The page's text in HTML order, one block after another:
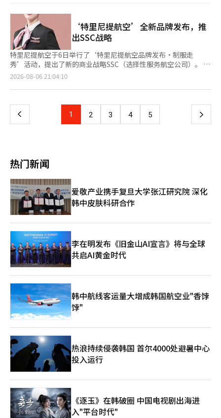
区的警报发布标准调低于平时。与山体滑坡相关的警报和注意事项
将在震度6弱以上的地区按平时标准的70%发布，在震度5强的地
区按80%发布。熊本市和八代市西部等6个地区的暴雨警报标准也
调低至平时的70%。在宇城市和日高町、八代市西部，风暴潮警报
标准调低20厘米。熊本川由于地震导致堤坝受损，洪水信息也在低
于平时的水位下发布。 与此同时，大型台风15号‘赞宏’正以每
小时30公里的速度向北北西移动，预计将于12日左右接近日本北
厅呼吁公众持续关注最新的台风信息。※ 本报道经人工智能（AI）
假村、里程服务等多样化项目。 由于中东战争导致的高油价和高
汇率等经营环境严峻，李代表对财务担忧表示：“虽然长途航线扩
展和高油价、汇率等因素使情况不易，但通过主要股东的增资确保
了流动性。”他还表示：“品牌重塑将尽量利用现有资产，在不损
害财务健康的范围内逐步推进。” 关于新长途航线，他表
示：“我们正在综合评估运输权的获取和需求。”并透露最近获得
的布达佩斯航线预计将在明年开通。 此外，Trinity航空当天还发
布了新制服。新制服以品牌象征的“Trinity灰”和“玫瑰金”为
主色，增强了功能性。 索诺Trinity集团会长徐俊赫表示：“请将
还表示：“我们将在尊重T'way航空运营经验的基础上，创造出索
诺集团独特的服务价值，形成新的身份。”※ 本报道经人工智能
（AI）系统翻译与编辑。
举行的‘2026教育创新论坛’上，展示了区域特色终身职业教育
的优秀案例。 此次论坛以‘拥抱时代，连接世界：人工智能时代
的教育大转型’为主题，与‘2026 KNN教育创新论坛’相结合，
旨在应对教育部的区域成长人才培养体系（ANCHOR）转型等政策
变化，讨论区域特色职业与终身教育的发展方向。 南方信息大学
在‘产学结合终身教育特别案例’领域，介绍了去年开展的‘沙上
庭园师专业人才培养课程’作为代表案例。该课程是为应对沙上区
的愿望项目——三乐生态公园国家园林指定而设立的区域定制教育
项目，通过现场中心的实习培养景观专业人才，并引导居民和地方
业教育创新中心主任表示：“为了实现有效的产学结合终身职业教
育创新，需要在行政支持的基础上，将地方现场与教育课程相结
习。” 南方信息大学的现场中心教育也延伸至先进产业领域。该
池）’之一的‘2026年电池工艺实验实习’联合教育课程，历时
10天。此次课程共有来自南方信息大学、釜山大学、忠北大学和仁
荷大学的17名学生参与。课程重点利用大学间的教育基础设施，共
同提升现场实务能力。 学生们在釜山大学的电池专用实验与实习
室、南方信息大学的设备控制PLC实习室、电动车电池实习室、自
动化工艺实习室等地进行电池模块模拟、PLC控制、袋式电池组
装、电动车高压电池包及模块制造等实践。特别是今年新增了釜山
大学的袋式电池组装教育，提高了课程的完整性。 参与联合实习
教育的一名学生表示：“在课堂上仅接触理论的袋式电池组装和高
压电池包制造课程，能够在配备先进设备的釜山大学和南方信息大
学的实习室中亲身体验，十分有益；这段时间让我能够培养实际产
业现场所需的实务感和自信。” 参与电池创新融合大学项目的沈
在亨项目负责人表示：“通过南方信息大学与釜山大学的优秀教育
基础设施的结合，让学生们获得了更深入的现场实务经验的机会；
我们将努力降低参与大学间的壁垒，扩大高价先进设备的共同利
学计划通过区域特色终身职业教育培养定居型人才，并基于大学间
的合作扩大先进产业实务教育，持续提升连接区域社会与产业需求
的教育体系。※ 本报道经人工智能（AI）系统翻译与编辑。
‘特里尼提航空’全新品牌发布，推
出SSC战略
特里尼提航空于6日举行了‘特里尼提航空品牌发布·制服走
秀’活动，提出了新的商业战略SSC（选择性服务航空公司）。 此
次活动在首尔的索诺费利切会议中心举行，是公司更名后首次举行
新方向。特别是，客舱乘务员和飞行员等实际员工走上T台，展示
的航空公司”，将以安全和信任为基础，为客户提供舒适的旅行体
验，超越简单的飞行，通过索诺特里尼提集团的酒店服务能力和网
加服务数量，而是准确识别客户在每次旅程中真正需要的服务，从
而摆脱国内航空公司传统的以大型航空公司（FSC）和低成本航空
公司（LCC）为主的商业模式，重新设计和提供基于客户需求的航
空服务。 短途航线将保持合理的票价，提升效率；长途航线则将
通过增强客户在机场和客舱的便利性，提高服务质量，同时提升票
价竞争力。 为此，公司在今年2月在仁川国际机场开设了高端值机
柜台，并计划逐步扩大机场贵宾室的运营、机上娱乐（IFE）、可
用Wi-Fi的机上互联网（IFC）以及高品质的机上餐饮等定制服务，
以满足客户的期待。 SSC的服务将在特里尼提航空名称下的航班于
今年下半年开始运营后逐步扩大。 此外，未来还将推出与索诺特
里尼提集团的酒店和度假村等酒店基础设施相结合的新积分服务的
忠诚度计划。 该计划将超越简单的积分累积，将航空、住宿和旅
行服务连接为一个平台，提供涵盖客户旅行全过程的差异化服务。
包括雅加达、新加坡等中途航线，长途航线提供单程2次、中途航
线提供1次机上餐饮。 各舱等级的福利也将有所提升，商务舱将新
增配菜（沙拉、水果、面包）和酒类（葡萄酒、啤酒）服务，经济
舱则将加强沙拉和饮料等的配置，以提供更高满意度的机上餐饮服
务。 新制服采用了品牌主色“特里尼提灰”和点缀色“玫瑰
金”。采用功能性材料，提升了长时间工作下的舒适感和活动性，
飞行员制服还考虑到长途飞行和季节性温度环境，新增了前所未有
的开衫设计。 特里尼提航空相关人士表示：“此次品牌重塑不仅
是更改名称的过程，更是为客户提供选择特里尼提航空的新理由的
过程。我们将专注于客户最看重的服务，基于新的愿景和商业模
式，通过结合航空和酒店服务，迈向全球航空公司的目标。”※
本报道经人工智能（AI）系统翻译与编辑。
2026-08-06 21:04:10
上
页
1 2 3 4 5 下
热门新闻
爱敬产业携手复旦大学张江研究院 深化
韩中皮肤科研合作
李在明发布《旧金山AI宣言》将与全球
共启AI黄金时代
韩中航线客运量大增成韩国航空业"香饽
饽"
热浪持续侵袭韩国 首尔4000处避暑中心
投入运行
《逐玉》在韩破圈 中国电视剧出海进
入"平台时代"